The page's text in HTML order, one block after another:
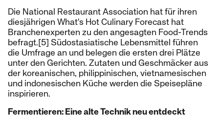
Die National Restaurant Association hat für ihren
diesjährigen What's Hot Culinary Forecast hat
Branchenexperten zu den angesagten Food-Trends
befragt.[5] Südostasiatische Lebensmittel führen
die Umfrage an und belegen die ersten drei Plätze
unter den Gerichten. Zutaten und Geschmäcker aus
der koreanischen, philippinischen, vietnamesischen
und indonesischen Küche werden die Speisepläne
inspirieren.
Fermentieren: Eine alte Technik neu entdeckt